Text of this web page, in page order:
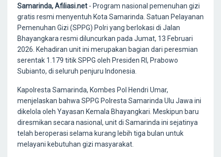
Samarinda, Afiliasi.net - Program nasional pemenuhan gizi
gratis resmi menyentuh Kota Samarinda. Satuan Pelayanan
Pemenuhan Gizi (SPPG) Polri yang berlokasi di Jalan
Bhayangkara resmi diluncurkan pada Jumat, 13 Februari
2026. Kehadiran unit ini merupakan bagian dari peresmian
serentak 1.179 titik SPPG oleh Presiden RI, Prabowo
Subianto, di seluruh penjuru Indonesia.
Kapolresta Samarinda, Kombes Pol Hendri Umar,
menjelaskan bahwa SPPG Polresta Samarinda Ulu Jawa ini
dikelola oleh Yayasan Kemala Bhayangkari. Meskipun baru
diresmikan secara nasional, unit di Samarinda ini sejatinya
telah beroperasi selama kurang lebih tiga bulan untuk
melayani kebutuhan gizi masyarakat.